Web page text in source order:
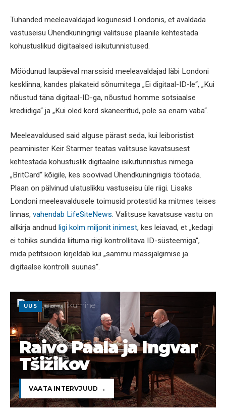
Tuhanded meeleavaldajad kogunesid Londonis, et avaldada
vastuseisu Ühendkuningriigi valitsuse plaanile kehtestada
kohustuslikud digitaalsed isikutunnistused.
Möödunud laupäeval marssisid meeleavaldajad läbi Londoni
kesklinna, kandes plakateid sõnumitega „Ei digitaal-ID-le“, „Kui
nõustud täna digitaal-ID-ga, nõustud homme sotsiaalse
krediidiga“ ja „Kui oled kord skaneeritud, pole sa enam vaba“.
Meeleavaldused said alguse pärast seda, kui leiboristist
peaminister Keir Starmer teatas valitsuse kavatsusest
kehtestada kohustuslik digitaalne isikutunnistus nimega
„BritCard“ kõigile, kes soovivad Ühendkuningriigis töötada.
Plaan on pälvinud ulatuslikku vastuseisu üle riigi. Lisaks
Londoni meeleavaldusele toimusid protestid ka mitmes teises
linnas, vahendab LifeSiteNews. Valitsuse kavatsuse vastu on
allkirja andnud ligi kolm miljonit inimest, kes leiavad, et „kedagi
ei tohiks sundida liituma riigi kontrollitava ID-süsteemiga“,
mida petitsioon kirjeldab kui „sammu massjälgimise ja
digitaalse kontrolli suunas“.
UUS
Raivo Paala ja Ingvar
Tšižikov
VAATA INTERVJUUD